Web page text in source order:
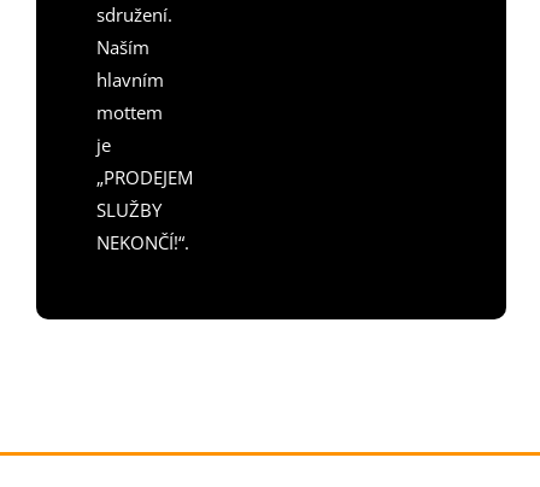
sdružení.
Naším
hlavním
mottem
je
„PRODEJEM
SLUŽBY
NEKONČÍ!“.